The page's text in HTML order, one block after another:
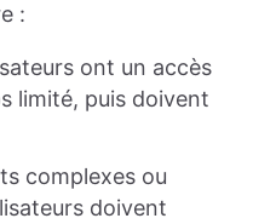
:
ont un accès
limité, puis doivent
complexes ou
doivent